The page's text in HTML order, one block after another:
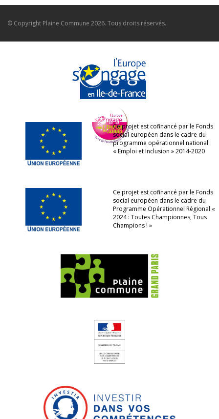
© Copyright Plaine Commune 2026. Tous droits réservés.
Ce projet est cofinancé par le Fonds
social européen dans le cadre du
programme opérationnel national
« Emploi et Inclusion » 2014-2020
Ce projet est cofinancé par le Fonds
social européen dans le cadre du
Programme Opérationnel Régional «
2024 : Toutes Championnes, Tous
Champions ! »